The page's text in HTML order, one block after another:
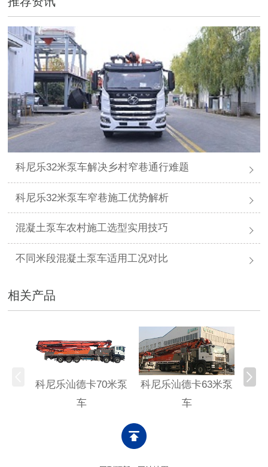
科尼乐32米泵车解决乡村窄巷通行难题
科尼乐32米泵车窄巷施工优势解析
混凝土泵车农村施工选型实用技巧
不同米段混凝土泵车适用工况对比
相关产品
科尼乐汕德卡70米泵
车
科尼乐汕德卡63米泵
车
科